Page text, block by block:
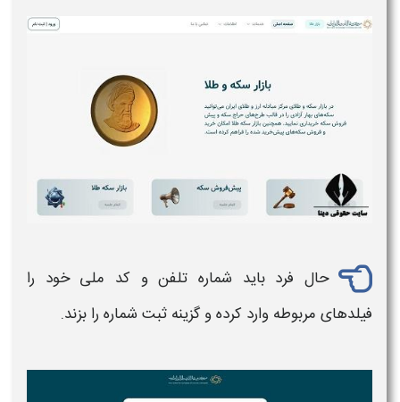
حال فرد باید شماره تلفن و کد ملی خود را
فیلدهای مربوطه وارد کرده و گزینه ثبت شماره را بزند.